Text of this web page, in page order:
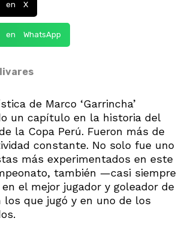
en X
en WhatsApp
de Marco ‘Garrincha’
un capítulo en la historia del
la Copa Perú. Fueron más de
constante. No solo fue uno
más experimentados en este
también —casi siempre
el mejor jugador y goleador de
los que jugó y en uno de los